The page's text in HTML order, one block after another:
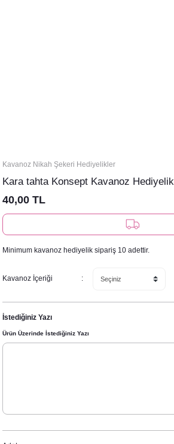
Kavanoz Nikah Şekeri Hediyelikler
Kara tahta Konsept Kavanoz Hediyelik
40,00 TL
Minimum kavanoz hediyelik sipariş 10 adettir.
Kavanoz İçeriği
İstediğiniz Yazı
Ürün Üzerinde İstediğiniz Yazı